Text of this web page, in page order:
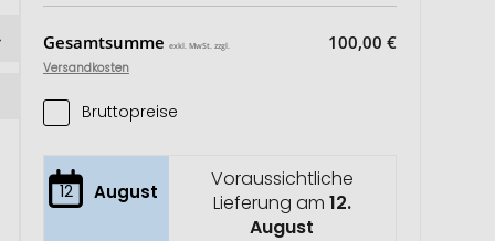
Gesamtsumme exkl. MwSt. zzgl.
Versandkosten
100,00 €
Bruttopreise
12 August
Voraussichtliche
Lieferung am 12.
August